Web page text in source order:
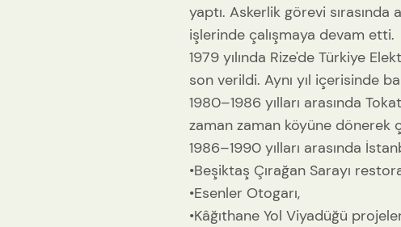
yaptı. Askerlik görevi
işlerinde çalışmaya devam etti.
1979 yılında Rize'de Türkiye
son verildi. Aynı yıl içerisinde
1980–1986 yılları arasında
zaman zaman köyüne dönerek
1986–1990 yılları arasında
•Beşiktaş Çırağan Sarayı
•Esenler Otogarı,
•Kâğıthane Yol Viyadüğü